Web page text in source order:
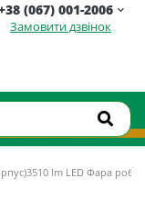
(067) 001-2006
Замовити дзвінок
lm LED Фара